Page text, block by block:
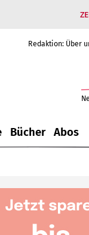
Redaktion: Über
Bücher Abos